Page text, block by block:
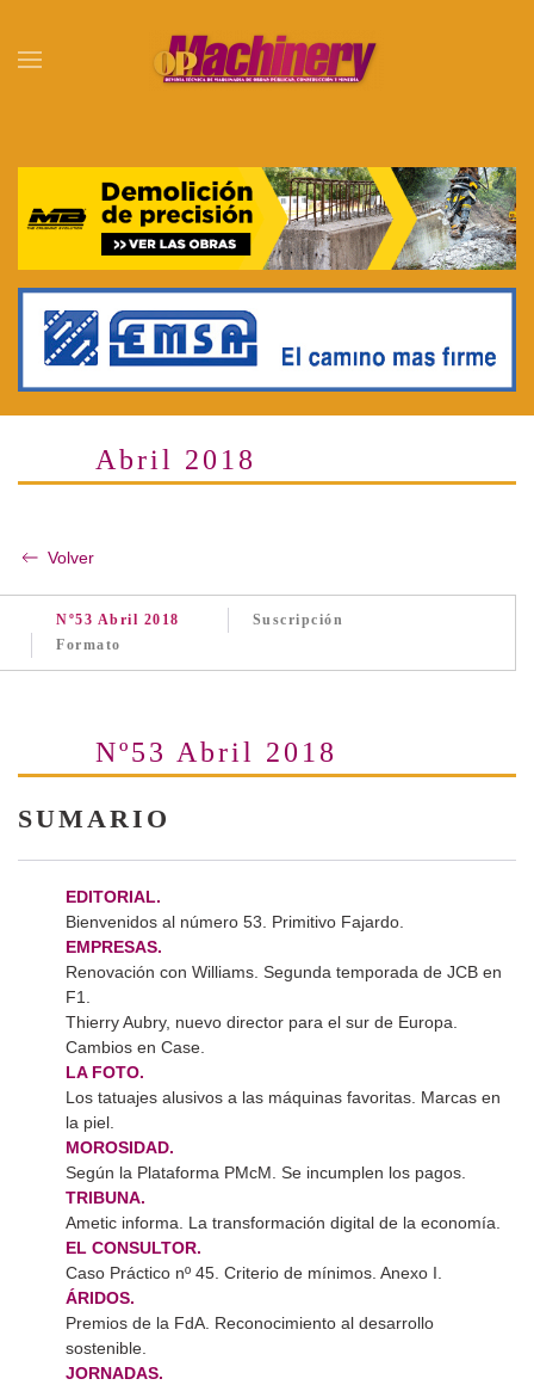
Skip to main content
Abril 2018
Volver
Nº53 Abril 2018
Suscripción
Formato
Nº53 Abril 2018
SUMARIO
EDITORIAL.
Bienvenidos al número 53. Primitivo Fajardo.
EMPRESAS.
Renovación con Williams. Segunda temporada de JCB en
F1.
Thierry Aubry, nuevo director para el sur de Europa.
Cambios en Case.
LA FOTO.
Los tatuajes alusivos a las máquinas favoritas. Marcas en
la piel.
MOROSIDAD.
Según la Plataforma PMcM. Se incumplen los pagos.
TRIBUNA.
Ametic informa. La transformación digital de la economía.
EL CONSULTOR.
Caso Práctico nº 45. Criterio de mínimos. Anexo I.
ÁRIDOS.
Premios de la FdA. Reconocimiento al desarrollo
sostenible.
JORNADAS.